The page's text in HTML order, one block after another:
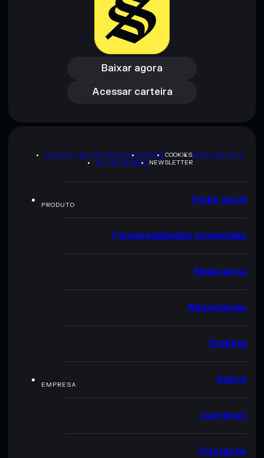
Baixar agora
Baixar agora
Acessar carteira
Acessar carteira
POLÍTICA DE PRIVACIDADETERMSCOOKIESMAPA DO SITE
KIT DA MARCA NEWSLETTER
PRODUTO Visão geral
Funcionalidades essenciais
Segurança
Negociação
Staking
EMPRESA Sobre
Carreiras
Contacto